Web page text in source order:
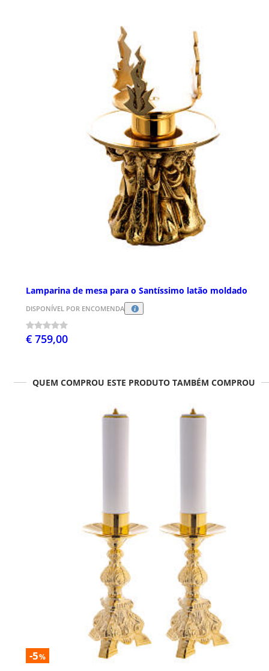
Lamparina de mesa para o Santíssimo latão moldado
DISPONÍVEL POR ENCOMENDA
€ 759,00
QUEM COMPROU ESTE PRODUTO TAMBÉM COMPROU
-5%